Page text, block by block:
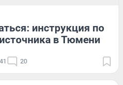
инструкция по
в Тюмени
20